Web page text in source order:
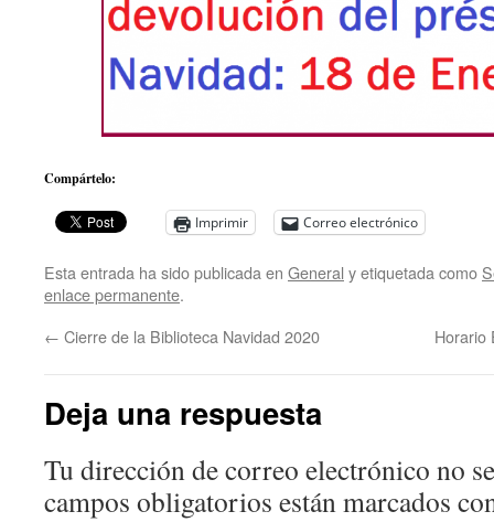
Compártelo:
Imprimir Correo electrónico
Esta entrada ha sido publicada en General y etiquetada como
enlace permanente.
← Cierre de la Biblioteca Navidad 2020 Horario
Deja una respuesta
Tu dirección de correo electrónico no
campos obligatorios están marcados